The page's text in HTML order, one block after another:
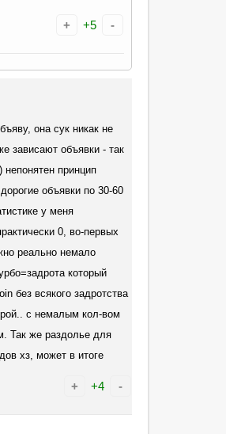
+ +5 -
она сук никак не
зависают объявки - так
непонятен принцип
объявки по 30-60
у меня
0, во-первых
реально немало
который
без всякого задротства
с немалым кол-вом
Так же раздолье для
хз, может в итоге
+ +4 -